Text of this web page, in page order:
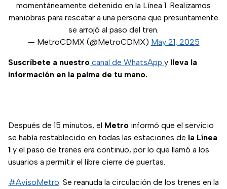
momentáneamente detenido en la Línea 1. Realizamos
maniobras para rescatar a una persona que presuntamente
se arrojó al paso del tren.
— MetroCDMX (@MetroCDMX) May 21, 2025
Suscríbete a nuestro canal de WhatsApp y lleva la
información en la palma de tu mano.
Después de 15 minutos, el Metro informó que el servicio
se había restablecido en todas las estaciones de la Línea
1 y el paso de trenes era continuo, por lo que llamó a los
usuarios a permitir el libre cierre de puertas.
#AvisoMetro: Se reanuda la circulación de los trenes en la